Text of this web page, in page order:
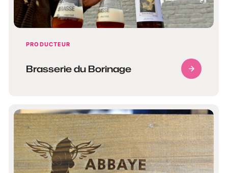
PRODUCTEUR
Brasserie du Borinage